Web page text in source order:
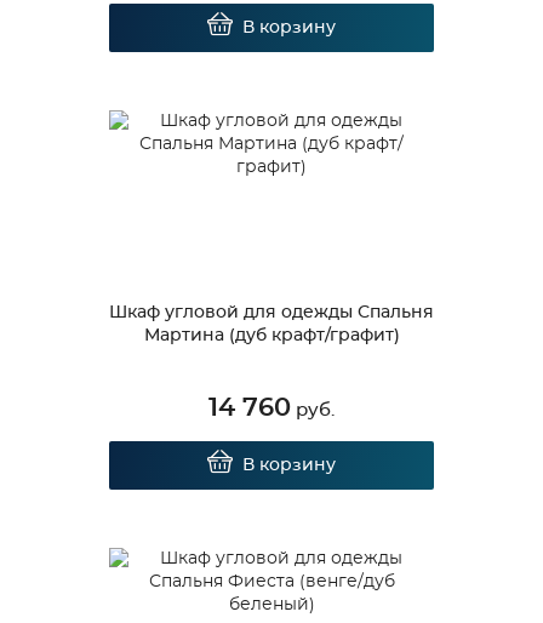
В корзину
Шкаф угловой для одежды Спальня
Мартина (дуб крафт/графит)
14 760 руб.
В корзину